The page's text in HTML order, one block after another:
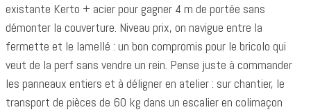
existante Kerto + acier pour gagner 4 m de portée sans
démonter la couverture. Niveau prix, on navigue entre la
fermette et le lamellé : un bon compromis pour le bricolo qui
veut de la perf sans vendre un rein. Pense juste à commander
les panneaux entiers et à déligner en atelier : sur chantier, le
transport de pièces de 60 kg dans un escalier en colimaçon